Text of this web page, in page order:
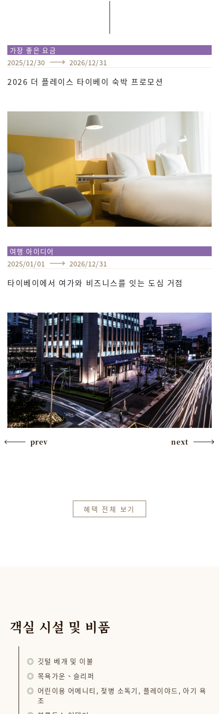
가장 좋은 요금
2025/12/30 2026/12/31
2026 더 플레이스 타이베이 숙박 프로모션
여행 아이디어
2025/01/01 2026/12/31
타이베이에서 여가와 비즈니스를 잇는 도심 거점
prev next
혜택 전체 보기
객실 시설 및 비품
깃털 베개 및 이불
목욕가운、슬리퍼
어린이용 어메니티, 젖병 소독기, 플레이야드, 아기 욕
조